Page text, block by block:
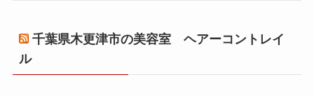
千葉県木更津市の美容室 ヘアーコントレイ
ル